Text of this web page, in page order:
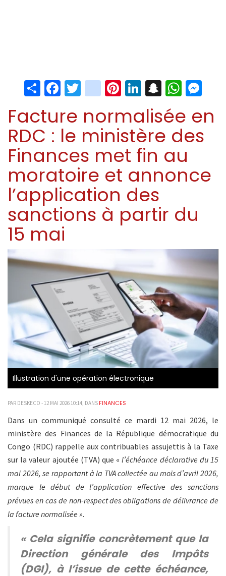
ShareFacebook
Twitter
instagram
Pinterest
LinkedIn
Snapchat
Facture normalisée en
RDC : le ministère des
Finances met fin au
moratoire et annonce
l’application des
sanctions à partir du
15 mai
Illustration d'une opération électronique
PAR DESKECO - 12 MAI 2026 10:14, DANS FINANCES
Dans un communiqué consulté ce mardi 12 mai 2026, le
ministère des Finances de la République démocratique du
Congo (RDC) rappelle aux contribuables assujettis à la Taxe
sur la valeur ajoutée (TVA) que «l’échéance déclarative du 15
mai 2026, se rapportant à la TVA collectée au mois d’avril 2026,
marque le début de l’application effective des sanctions
prévues en cas de non-respect des obligations de délivrance de
la facture normalisée ».
« Cela signifie concrètement que la
Direction générale des Impôts
(DGI), à l’issue de cette échéance,